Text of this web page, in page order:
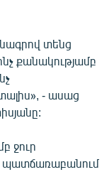
տենց
քանակությամբ
- ասաց
ջուր
պատճառաբանում